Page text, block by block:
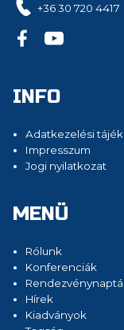
+36 30 720 4417
INFO
Adatkezelési
Impresszum
Jogi nyilatkozat
MENÜ
Rólunk
Konferenciák
Hírek
Kiadványok